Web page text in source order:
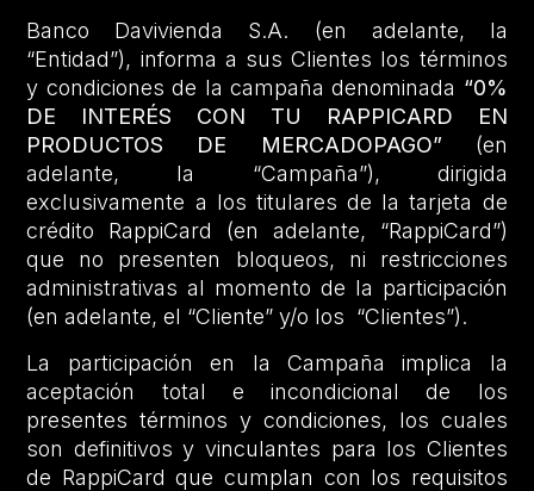
Banco Davivienda S.A. (en adelante, la
“Entidad”), informa a sus Clientes los términos
y condiciones de la campaña denominada “0%
DE INTERÉS CON TU RAPPICARD EN
PRODUCTOS DE MERCADOPAGO” (en
adelante, la “Campaña”), dirigida
exclusivamente a los titulares de la tarjeta de
crédito RappiCard (en adelante, “RappiCard”)
que no presenten bloqueos, ni restricciones
administrativas al momento de la participación
(en adelante, el “Cliente” y/o los “Clientes”).
La participación en la Campaña implica la
aceptación total e incondicional de los
presentes términos y condiciones, los cuales
son definitivos y vinculantes para los Clientes
de RappiCard que cumplan con los requisitos